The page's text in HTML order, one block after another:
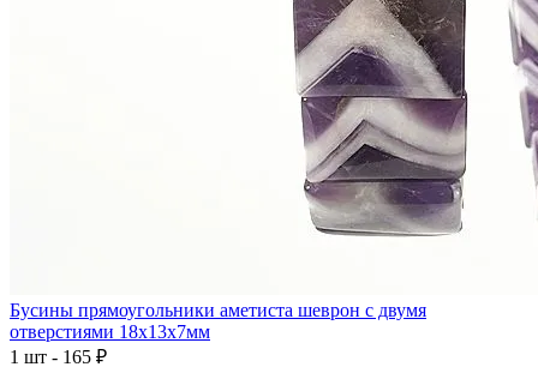
Бусины прямоугольники аметиста шеврон с двумя
отверстиями 18x13x7мм
1 шт - 165 ₽